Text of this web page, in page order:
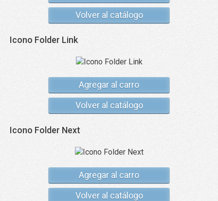
Volver al catálogo
Icono Folder Link
Agregar al carro
Volver al catálogo
Icono Folder Next
Agregar al carro
Volver al catálogo